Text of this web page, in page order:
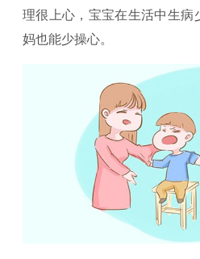
理很上心，宝宝在生活中生病
妈也能少操心。